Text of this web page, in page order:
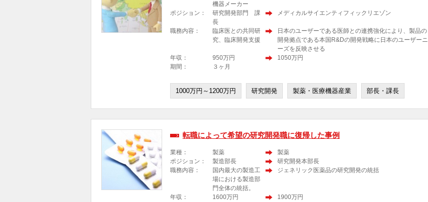
機器メーカー
ポジション：
研究開発部門 課
長
メディカルサイエンティフィックリエゾン
職務内容：
臨床医との共同研
究、臨床開発支援
日本のユーザーである医師との連携強化により、製品の
開発拠点である本国R&Dの開発戦略に日本のユーザーニ
ーズを反映させる
年収：
950万円
1050万円
期間：
３ヶ月
1000万円～1200万円 研究開発 製薬・医療機器産業 部長・課長
転職によって希望の研究開発職に復帰した事例
業種： 製薬
製薬
ポジション：
製造部長
研究開発本部長
職務内容：
国内最大の製造工
場における製造部
門全体の統括。
ジェネリック医薬品の研究開発の統括
年収： 1600万円
1900万円